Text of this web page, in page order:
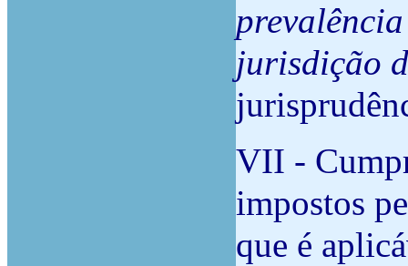
jurisdição
VII -
impostos
que é